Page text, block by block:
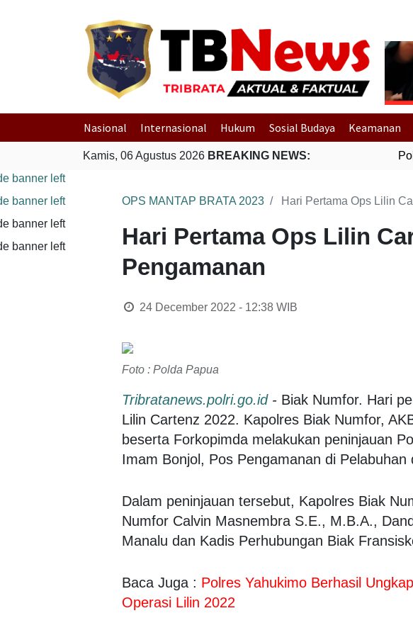
Nasional Internasional Hukum Sosial Budaya Keamanan
Kamis, 06 Agustus 2026 BREAKING NEWS:
OPS MANTAP BRATA 2023 Hari Pertama Ops Lilin
Hari Pertama Ops Lilin
Pengamanan
24 December 2022 - 12:38WIB
Foto : Polda Papua
Tribratanews.polri.go.id- Biak Numfor. Hari
Lilin Cartenz 2022. Kapolres Biak Numfor,
beserta Forkopimda melakukan peninjauan
Imam Bonjol, Pos Pengamanan di
Dalam peninjauan tersebut, Kapolres Biak
Numfor Calvin Masnembra S.E., M.B.A.,
Manalu dan Kadis Perhubungan Biak
Baca Juga : Polres Yahukimo Berhasil
Operasi Lilin 2022